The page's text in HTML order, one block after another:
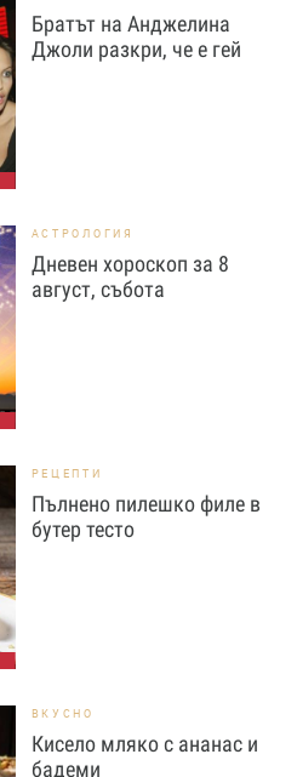
Братът на Анджелина
Джоли разкри, че е гей
АСТРОЛОГИЯ
Дневен хороскоп за 8
август, събота
РЕЦЕПТИ
Пълнено пилешко филе в
бутер тесто
ВКУСНО
Кисело мляко с ананас и
бадеми